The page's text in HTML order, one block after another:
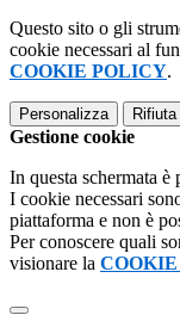
Questo sito o gli
cookie necessari al
COOKIE POLICY.
Personalizza
Gestione cookie
In questa schermata
I cookie necessari
piattaforma e non è
Per conoscere quali
visionare la